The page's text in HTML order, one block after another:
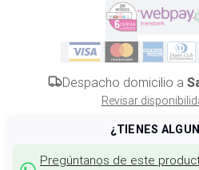
Despacho domicilio a
Revisar
¿TIENES
Pregúntanos de este